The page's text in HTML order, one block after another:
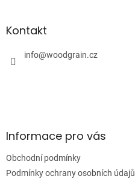
aKontakt
info@woodgrain.cz
Informace pro vás
Obchodní podmínky
Podmínky ochrany osobních údajů